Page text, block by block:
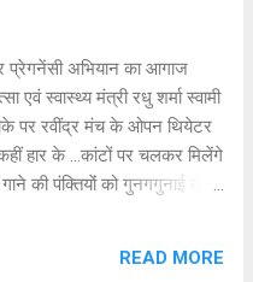
है। आचरण नियमों के नियम
तय की गई सीमारेखा को ध्यान
विचार रखने और अपने तरीके से
है। नियम 5(1) के अनुसार कोई
किसी भी राजनीतिक दल का सदस्य
सकता है। नियम 5(4) के तहत कोई
भी चुनाव में हिस्...
प्रेगनेंसी अभियान का आगाज
एवं स्वास्थ्य मंत्री रधु शर्मा स्वामी
पर रवींद्र मंच के ओपन थियेटर
हार के ...कांटों पर चलकर मिलेंगे
की पंक्तियाेंं को गुनगगुनाई तो
ही जब तक लक्ष्य नहीं प्राप्त
READ MORE